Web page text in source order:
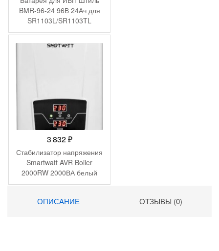
BMR-96-24 96В 24Ач для
SR1103L/SR1103TL
3 832₽
Стабилизатор напряжения
Smartwatt AVR Boiler
2000RW 2000ВА белый
ОПИСАНИЕ ОТЗЫВЫ (0)